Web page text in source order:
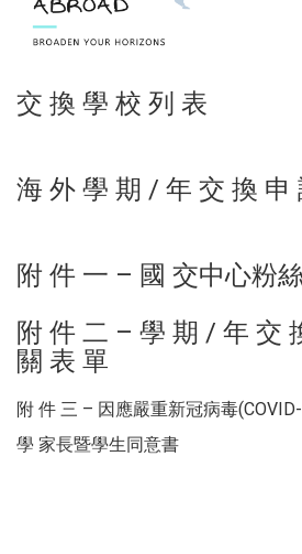
交 換 學 校 列 表
海 外 學 期 / 年 交 換 申
附 件 一 – 國 交中心粉
附 件 二 – 學 期 / 年 交
關 表 單
附 件 三 – 因應嚴重新冠病毒
學 家長暨學生同意書